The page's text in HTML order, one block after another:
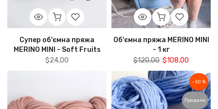
Супер об'ємна пряжа
MERINO MINI - Soft Fruits
$24,00
Об'ємна пряжа MERINO MINI
- 1 кг
$120,00 $108,00
- 50 %
Продано